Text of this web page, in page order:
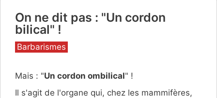
On ne dit pas : "Un cordon
bilical" !
Catégories
Barbarismes
Mais : "Un cordon ombilical" !
Il s'agit de l'organe qui, chez les mammifères,